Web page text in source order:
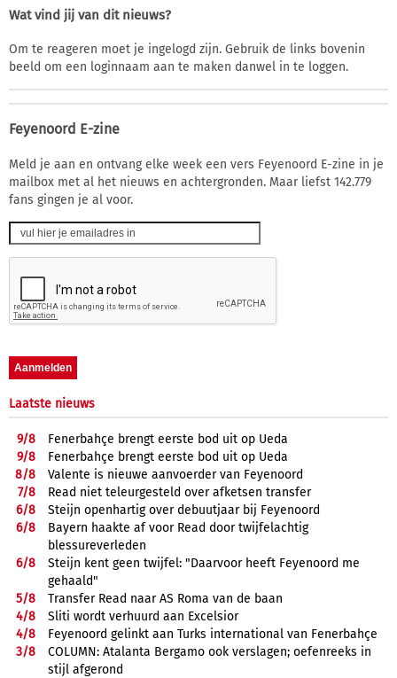
Wat vind jij van dit nieuws?
Om te reageren moet je ingelogd zijn. Gebruik de links bovenin
beeld om een loginnaam aan te maken danwel in te loggen.
Feyenoord E-zine
Meld je aan en ontvang elke week een vers Feyenoord E-zine in je
mailbox met al het nieuws en achtergronden. Maar liefst 142.779
fans gingen je al voor.
Laatste nieuws
9/8
Fenerbahçe brengt eerste bod uit op Ueda
9/8
Fenerbahçe brengt eerste bod uit op Ueda
8/8
Valente is nieuwe aanvoerder van Feyenoord
7/8
Read niet teleurgesteld over afketsen transfer
6/8
Steijn openhartig over debuutjaar bij Feyenoord
6/8
Bayern haakte af voor Read door twijfelachtig
blessureverleden
6/8
Steijn kent geen twijfel: "Daarvoor heeft Feyenoord me
gehaald"
5/8
Transfer Read naar AS Roma van de baan
4/8
Sliti wordt verhuurd aan Excelsior
4/8
Feyenoord gelinkt aan Turks international van Fenerbahçe
3/8
COLUMN: Atalanta Bergamo ook verslagen; oefenreeks in
stijl afgerond